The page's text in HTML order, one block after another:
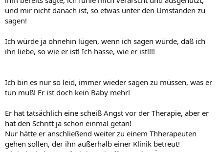
und mir nicht danach ist, so etwas unter den Umständen zu
sagen!
Ich würde ja ohnehin lügen, wenn ich sagen würde, daß ich
ihn liebe, so wie er ist! Ich hasse, wie er ist!!!!
Ich bin es nur so leid, immer wieder sagen zu müssen, was er
tun muß! Er ist doch kein Baby mehr!
Er hat tatsächlich eine scheiß Angst vor der Therapie, aber er
hat den Schritt ja schon einmal getan!
Nur hätte er anschließend weiter zu einem Thherapeuten
gehen sollen, der ihn außerhalb einer Klinik betreut!